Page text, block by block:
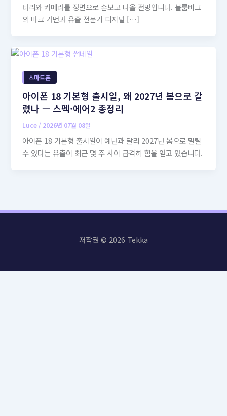
터리와 카메라를 정면으로 손보고 나올 전망입니다. 블룸버그
의 마크 거먼과 유출 전문가 디지털 […]
스마트폰
아이폰 18 기본형 출시일, 왜 2027년 봄으로 갈
렸나 — 스펙·에어2 총정리
Luce / 2026년 07월 08일
아이폰 18 기본형 출시일이 예년과 달리 2027년 봄으로 밀릴
수 있다는 유출이 최근 몇 주 사이 급격히 힘을 얻고 있습니다.
저작권 © 2026 Tekka